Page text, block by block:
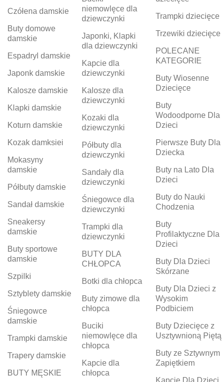
Czółena damskie
Buty domowe
damskie
Espadryl damskie
Japonk damskie
Kalosze damskie
Klapki damskie
Koturn damskie
Kozak damksiei
Mokasyny
damskie
Półbuty damskie
Sandał damskie
Sneakersy
damskie
Buty sportowe
damskie
Szpilki
Sztyblety damskie
Śniegowce
damskie
Trampki damskie
Trapery damskie
BUTY MĘSKIE
niemowlęce dla
dziewczynki
Japonki, Klapki
dla dziewczynki
Kapcie dla
dziewczynki
Kalosze dla
dziewczynki
Kozaki dla
dziewczynki
Półbuty dla
dziewczynki
Sandały dla
dziewczynki
Śniegowce dla
dziewczynki
Trampki dla
dziewczynki
BUTY DLA
CHŁOPCA
Botki dla chłopca
Buty zimowe dla
chłopca
Buciki
niemowlęce dla
chłopca
Kapcie dla
chłopca
Trampki dziecięce
Trzewiki dziecięce
POLECANE
KATEGORIE
Buty Wiosenne
Dziecięce
Buty
Wodoodporne Dla
Dzieci
Pierwsze Buty Dla
Dziecka
Buty na Lato Dla
Dzieci
Buty do Nauki
Chodzenia
Buty
Profilaktyczne Dla
Dzieci
Buty Dla Dzieci
Skórzane
Buty Dla Dzieci z
Wysokim
Podbiciem
Buty Dziecięce z
Usztywnioną Piętą
Buty ze Sztywnym
Zapiętkiem
Kapcie Dla Dzieci